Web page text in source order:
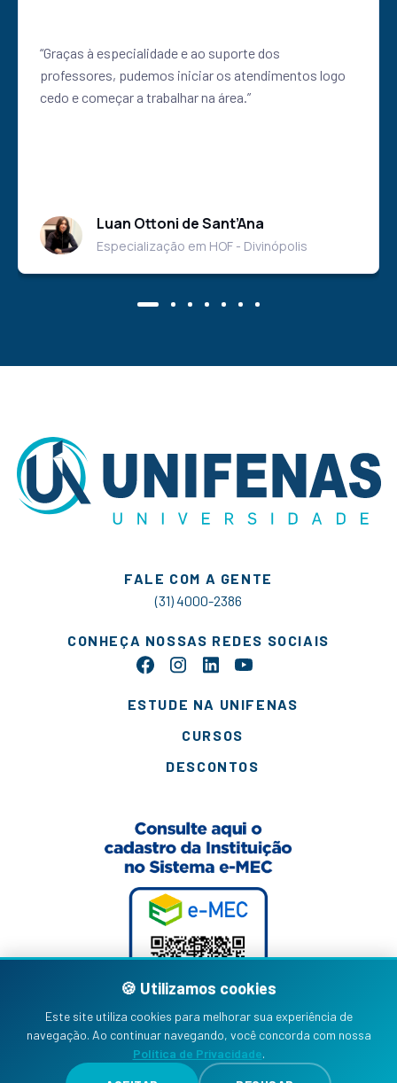
“Graças à especialidade e ao suporte dos
professores, pudemos iniciar os atendimentos logo
cedo e começar a trabalhar na área.”
Luan Ottoni de Sant’Ana
Especialização em HOF - Divinópolis
FALE COM A GENTE
(31) 4000-2386
CONHEÇA NOSSAS REDES SOCIAIS
ESTUDE NA UNIFENAS
CURSOS
DESCONTOS
🍪 Utilizamos cookies
Este site utiliza cookies para melhorar sua experiência de
navegação. Ao continuar navegando, você concorda com nossa
Política de Privacidade.